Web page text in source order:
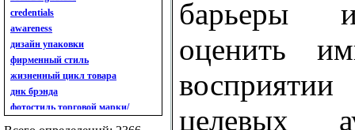
анализ ситуационный
анализ экспертный
индивидуальный
анкета
ассортимент
ассортимент товарный.
планирование товарного
ассортимента
ассортимент. глубина
credentials
awareness
дизайн упаковки
фирменный стиль
жизненный цикл товара
днк брэнда
фотостиль торговой марки/
линейки продукции
барьеры
оценить
целевых